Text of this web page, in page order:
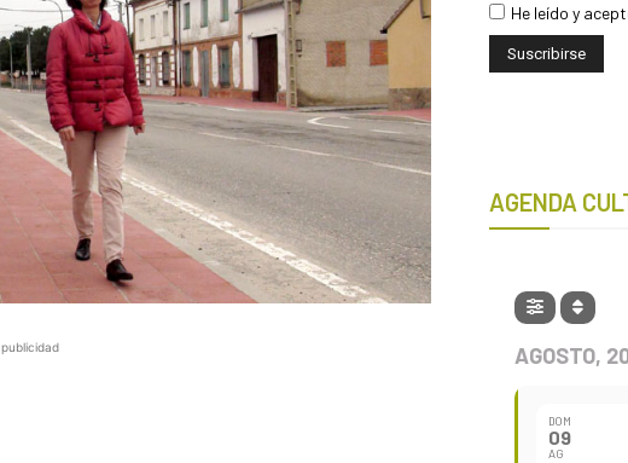
publicidad
He leído y
AGENDA
AGOSTO,
DOM
09
AG